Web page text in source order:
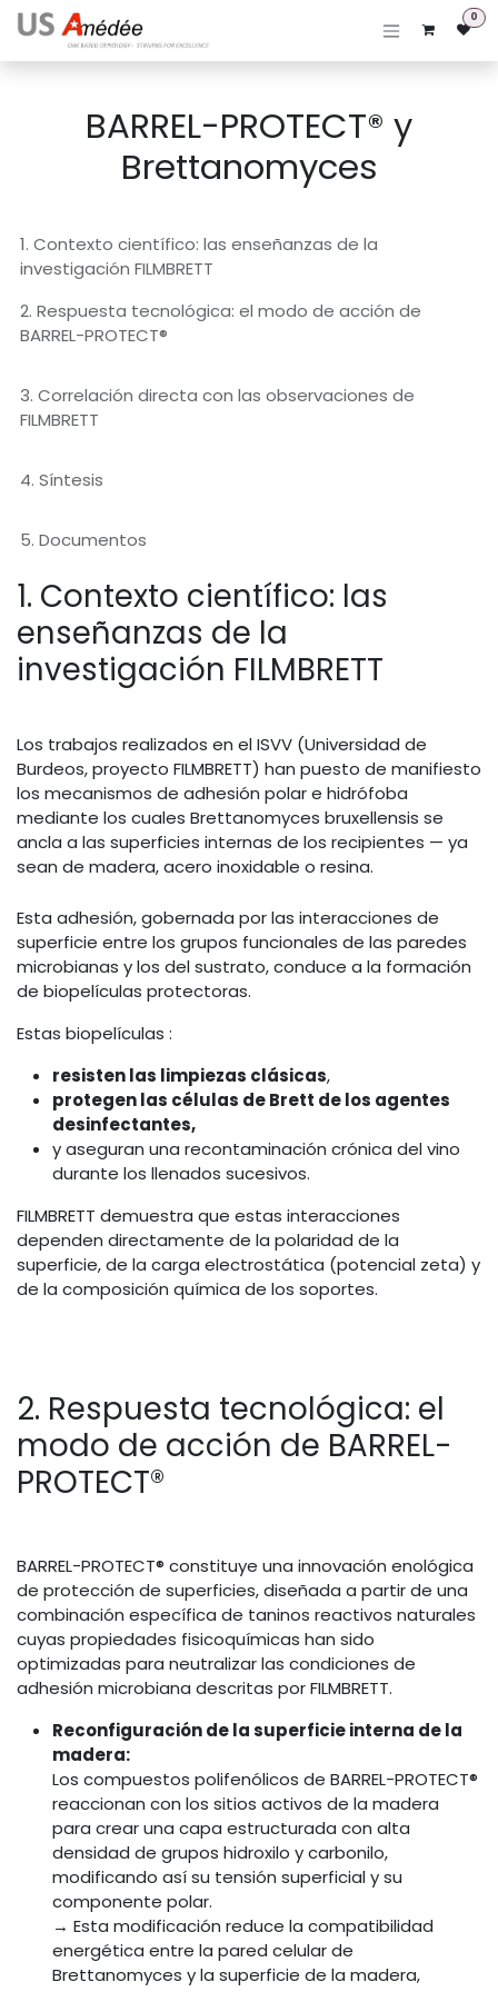
Ir al contenido 0
BARREL-PROTECT® y
Brettanomyces
1. Contexto científico: las enseñanzas de la
investigación FILMBRETT
2. Respuesta tecnológica: el modo de acción de
BARREL-PROTECT®
3. Correlación directa con las observaciones de
FILMBRETT​
4. Síntesis
5. Documentos
1. Contexto científico: las
enseñanzas de la
investigación FILMBRETT
Los trabajos realizados en el ISVV (Universidad de
Burdeos, proyecto FILMBRETT) han puesto de manifiesto
los mecanismos de adhesión polar e hidrófoba
mediante los cuales Brettanomyces bruxellensis se
ancla a las superficies internas de los recipientes — ya
sean de madera, acero inoxidable o resina.
Esta adhesión, gobernada por las interacciones de
superficie entre los grupos funcionales de las paredes
microbianas y los del sustrato, conduce a la formación
de biopelículas protectoras.
Estas biopelículas :
resisten las limpiezas clásicas,
protegen las células de Brett de los agentes
desinfectantes,
y aseguran una recontaminación crónica del vino
durante los llenados sucesivos.
FILMBRETT demuestra que estas interacciones
dependen directamente de la polaridad de la
superficie, de la carga electrostática (potencial zeta) y
de la composición química de los soportes.
2. Respuesta tecnológica: el
modo de acción de BARREL-
PROTECT®
BARREL-PROTECT® constituye una innovación enológica
de protección de superficies, diseñada a partir de una
combinación específica de taninos reactivos naturales
cuyas propiedades fisicoquímicas han sido
optimizadas para neutralizar las condiciones de
adhesión microbiana descritas por FILMBRETT.
Reconfiguración de la superficie interna de la
madera:
Los compuestos polifenólicos de BARREL-PROTECT®
reaccionan con los sitios activos de la madera
para crear una capa estructurada con alta
densidad de grupos hidroxilo y carbonilo,
modificando así su tensión superficial y su
componente polar.
→ Esta modificación reduce la compatibilidad
energética entre la pared celular de
Brettanomyces y la superficie de la madera,